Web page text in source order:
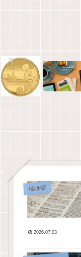
用語解説
2026.07.03